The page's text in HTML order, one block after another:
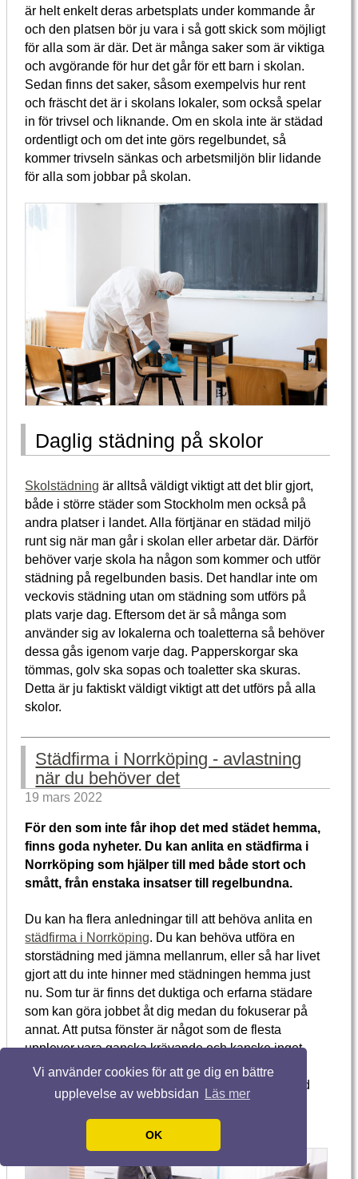
Vi använder cookies för att ge dig en bättre
upplevelse av webbsidan
Läs mer
OK
är helt enkelt deras arbetsplats under kommande år
och den platsen bör ju vara i så gott skick som möjligt
för alla som är där. Det är många saker som är viktiga
och avgörande för hur det går för ett barn i skolan.
Sedan finns det saker, såsom exempelvis hur rent
och fräscht det är i skolans lokaler, som också spelar
in för trivsel och liknande. Om en skola inte är städad
ordentligt och om det inte görs regelbundet, så
kommer trivseln sänkas och arbetsmiljön blir lidande
för alla som jobbar på skolan.
Daglig städning på skolor
Skolstädning är alltså väldigt viktigt att det blir gjort,
både i större städer som Stockholm men också på
andra platser i landet. Alla förtjänar en städad miljö
runt sig när man går i skolan eller arbetar där. Därför
behöver varje skola ha någon som kommer och utför
städning på regelbunden basis. Det handlar inte om
veckovis städning utan om städning som utförs på
plats varje dag. Eftersom det är så många som
använder sig av lokalerna och toaletterna så behöver
dessa gås igenom varje dag. Papperskorgar ska
tömmas, golv ska sopas och toaletter ska skuras.
Detta är ju faktiskt väldigt viktigt att det utförs på alla
skolor.
Städfirma i Norrköping - avlastning
när du behöver det
19 mars 2022
För den som inte får ihop det med städet hemma,
finns goda nyheter. Du kan anlita en städfirma i
Norrköping som hjälper till med både stort och
smått, från enstaka insatser till regelbundna.
Du kan ha flera anledningar till att behöva anlita en
städfirma i Norrköping. Du kan behöva utföra en
storstädning med jämna mellanrum, eller så har livet
gjort att du inte hinner med städningen hemma just
nu. Som tur är finns det duktiga och erfarna städare
som kan göra jobbet åt dig medan du fokuserar på
annat. Att putsa fönster är något som de flesta
upplever vara ganska krävande och kanske inget
man hoppar jämfota av glädje för att göra. En
mångsidig städfirma har ofta fönsterputsning bland
sina tjänster, så du behöver inte oroa dig för det